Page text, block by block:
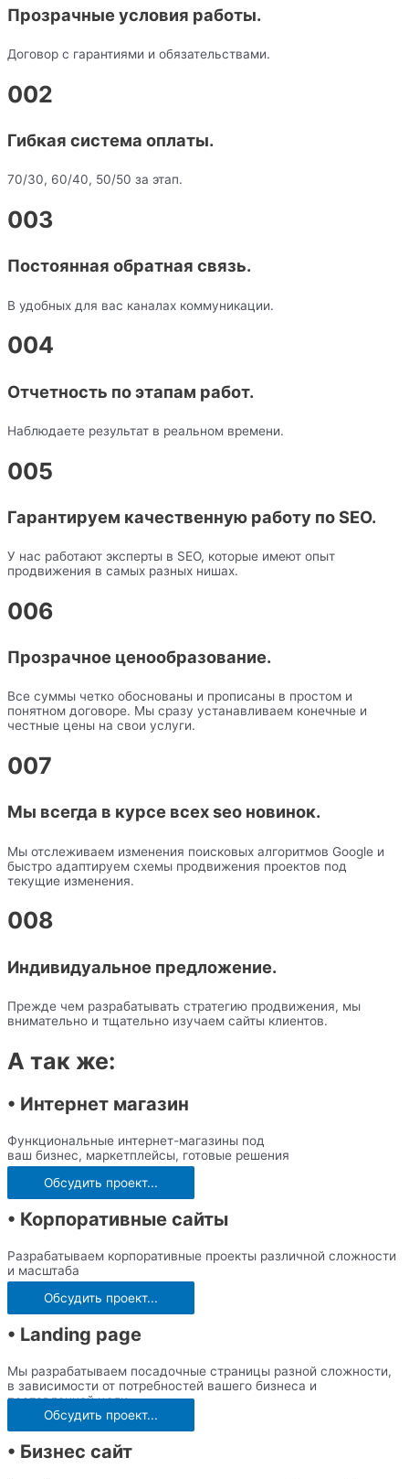
Прозрачные условия работы.
Договор с гарантиями и обязательствами.
002
Гибкая система оплаты.
70/30, 60/40, 50/50 за этап.
003
Постоянная обратная связь.
В удобных для вас каналах коммуникации.
004
Отчетность по этапам работ.
Наблюдаете результат в реальном времени.
005
Гарантируем качественную работу по SEO.
У нас работают эксперты в SEO, которые имеют опыт
продвижения в самых разных нишах.
006
Прозрачное ценообразование.
Все суммы четко обоснованы и прописаны в простом и
понятном договоре. Мы сразу устанавливаем конечные и
честные цены на свои услуги.
007
Мы всегда в курсе всех seo новинок.
Мы отслеживаем изменения поисковых алгоритмов Google и
быстро адаптируем схемы продвижения проектов под
текущие изменения.
008
Индивидуальное предложение.
Прежде чем разрабатывать стратегию продвижения, мы
внимательно и тщательно изучаем сайты клиентов.
А так же:
• Интернет магазин
Функциональные интернет-магазины под
ваш бизнес, маркетплейсы, готовые решения
Обсудить проект...
• Корпоративные сайты
Разрабатываем корпоративные проекты различной сложности
и масштаба
Обсудить проект...
• Landing page
Мы разрабатываем посадочные страницы разной сложности,
в зависимости от потребностей вашего бизнеса и
поставленной цели.
Обсудить проект...
• Бизнес сайт